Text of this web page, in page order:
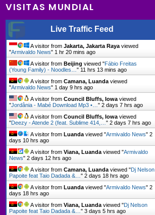
VISITAS MUNDIAL
Live Traffic Feed
A visitor fromJakarta, Jakarta Raya viewed
"Armivaldo News" 1 hr 20 mins ago
A visitor from Beijing viewed "Fábio Freitas
(Young Family) - Noodles…" 11 hrs 13 mins ago
A visitor fromCamana, Luanda viewed
"Armivaldo News" 1 day 9 hrs ago
A visitor fromCouncil Bluffs, Iowa viewed
"Jordânia - Mabé Download Mp3 •…"2 days 7 hrs ago
A visitor fromCouncil Bluffs, Iowa viewed
"Deezy - Atende 2 (feat. Sublime 414,…"2 days 7 hrs ago
A visitor from Luanda viewed "Armivaldo News"2
days 10 hrs ago
A visitor fromViana, Luanda viewed "Armivaldo
News"2 days 12 hrs ago
A visitor fromCamana, Luanda viewed "Dj Nelson
Papoite feat Taio Dadada &…"2 days 18 hrs ago
A visitor from Luanda viewed "Armivaldo News"2
days 18 hrs ago
A visitor fromViana, Luanda viewed "Dj Nelson
Papoite feat Taio Dadada &…"3 days 5 hrs ago